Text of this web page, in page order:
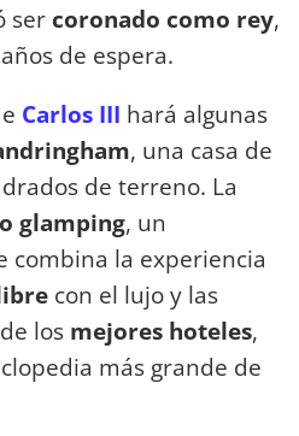
ser coronado como rey,
de espera.
Carlos III hará algunas
, una casa de
de terreno. La
glamping, un
combina la experiencia
con el lujo y las
los mejores hoteles,
más grande de